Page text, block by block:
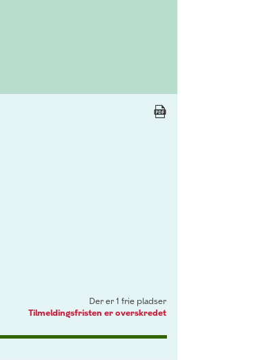
Der er 1 frie pladser
Tilmeldingsfristen er overskredet